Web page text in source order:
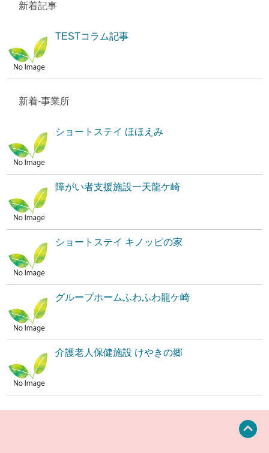
新着記事
TESTコラム記事
新着-事業所
ショートステイ ほほえみ
障がい者支援施設一天龍ケ崎
ショートステイ キノッピの家
グループホームふわふわ龍ケ崎
介護老人保健施設 けやきの郷